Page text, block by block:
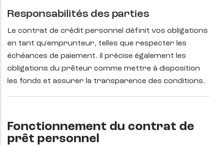
Responsabilités des parties
Le contrat de crédit personnel définit vos obligations
en tant qu'emprunteur, telles que respecter les
échéances de paiement. Il précise également les
obligations du prêteur comme mettre à disposition
les fonds et assurer la transparence des conditions.
Fonctionnement du contrat de
prêt personnel